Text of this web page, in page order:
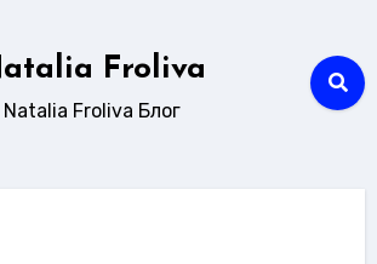
Froliva
Natalia Froliva Блог